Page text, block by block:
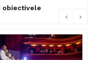
obiectivele